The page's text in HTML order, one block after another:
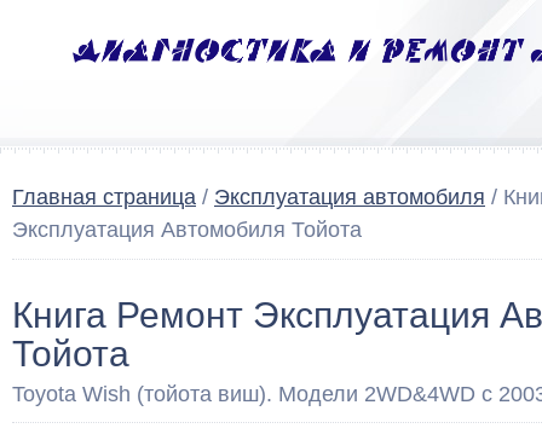
Главная страница / Эксплуатация автомобиля /
Эксплуатация Автомобиля Тойота
Книга Ремонт Эксплуатация
Тойота
Toyota Wish (тойота виш). Модели 2WD&4WD с